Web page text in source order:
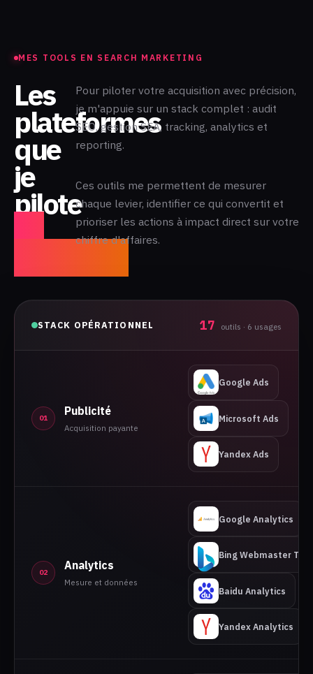
MES TOOLS EN SEARCH MARKETING
Les
plateformes
que
je
pilote
au
Pour piloter votre acquisition avec précision,
je m'appuie sur un stack complet : audit
SEO, gestion SEA, tracking, analytics et
reporting.
Ces outils me permettent de mesurer
chaque levier, identifier ce qui convertit et
prioriser les actions à impact direct sur votre
chiffre d'affaires.
STACK OPÉRATIONNEL 17 outils · 6 usages
01
Publicité
Acquisition payante
Google Ads
Microsoft Ads
Yandex Ads
02
Analytics
Mesure et données
Google Analytics
Bing Webmaster
Baidu Analytics
Yandex Analytics